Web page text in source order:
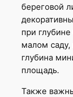
береговой
при
малом саду,
глубина
площадь.
Также